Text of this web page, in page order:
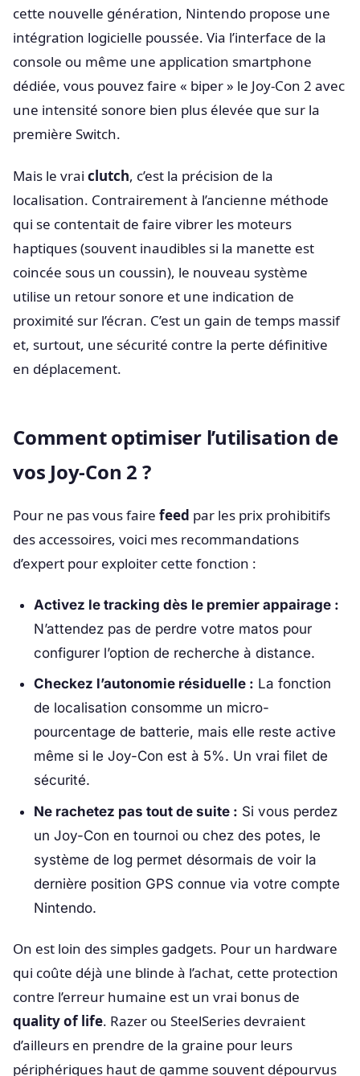
cette nouvelle génération, Nintendo propose une
intégration logicielle poussée. Via l’interface de la
console ou même une application smartphone
dédiée, vous pouvez faire « biper » le Joy-Con 2 avec
une intensité sonore bien plus élevée que sur la
première Switch.
Mais le vrai clutch, c’est la précision de la
localisation. Contrairement à l’ancienne méthode
qui se contentait de faire vibrer les moteurs
haptiques (souvent inaudibles si la manette est
coincée sous un coussin), le nouveau système
utilise un retour sonore et une indication de
proximité sur l’écran. C’est un gain de temps massif
et, surtout, une sécurité contre la perte définitive
en déplacement.
Comment optimiser l’utilisation de
vos Joy-Con 2 ?
Pour ne pas vous faire feed par les prix prohibitifs
des accessoires, voici mes recommandations
d’expert pour exploiter cette fonction :
Activez le tracking dès le premier appairage :
N’attendez pas de perdre votre matos pour
configurer l’option de recherche à distance.
Checkez l’autonomie résiduelle : La fonction
de localisation consomme un micro-
pourcentage de batterie, mais elle reste active
même si le Joy-Con est à 5%. Un vrai filet de
sécurité.
Ne rachetez pas tout de suite : Si vous perdez
un Joy-Con en tournoi ou chez des potes, le
système de log permet désormais de voir la
dernière position GPS connue via votre compte
Nintendo.
On est loin des simples gadgets. Pour un hardware
qui coûte déjà une blinde à l’achat, cette protection
contre l’erreur humaine est un vrai bonus de
quality of life. Razer ou SteelSeries devraient
d’ailleurs en prendre de la graine pour leurs
périphériques haut de gamme souvent dépourvus